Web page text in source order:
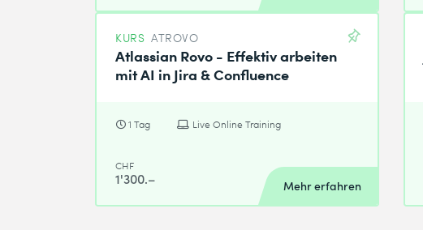
KURS ATROVO
Atlassian Rovo - Effektiv arbeiten
mit AI in Jira & Confluence
1 Tag Live Online Training
CHF
1'300.– Mehr erfahren